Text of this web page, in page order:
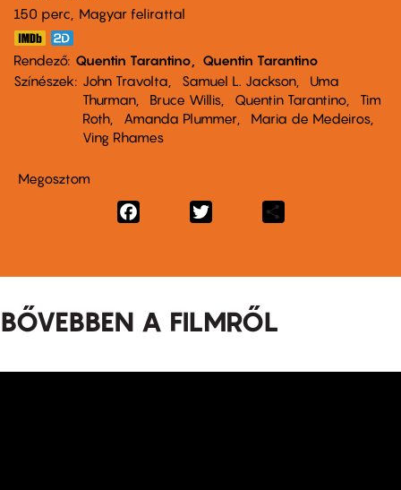
150 perc,
Magyar felirattal
Rendező Quentin Tarantino
Quentin Tarantino
Színészek
John Travolta Samuel L. Jackson
Uma
Thurman
Bruce Willis Quentin Tarantino
Tim
Roth
Amanda Plummer
Maria de Medeiros
Ving Rhames
Megosztom
Facebook
BŐVEBBEN A FILMRŐL